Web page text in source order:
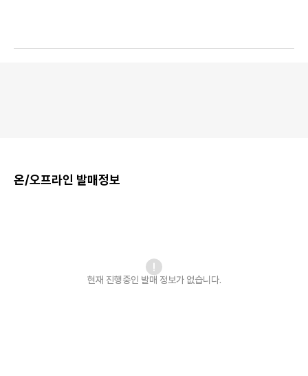
온/오프라인 발매정보
현재 진행중인 발매 정보가 없습니다.